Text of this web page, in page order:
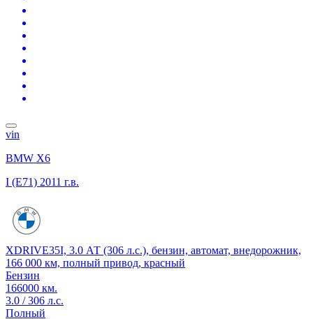
vin
BMW X6
I (E71) 2011 г.в.
XDRIVE35I, 3.0 АТ (306 л.с.), бензин, автомат, внедорожник,
166 000 км, полный привод, красный
Бензин
166000 км.
3.0 / 306 л.с.
Полный